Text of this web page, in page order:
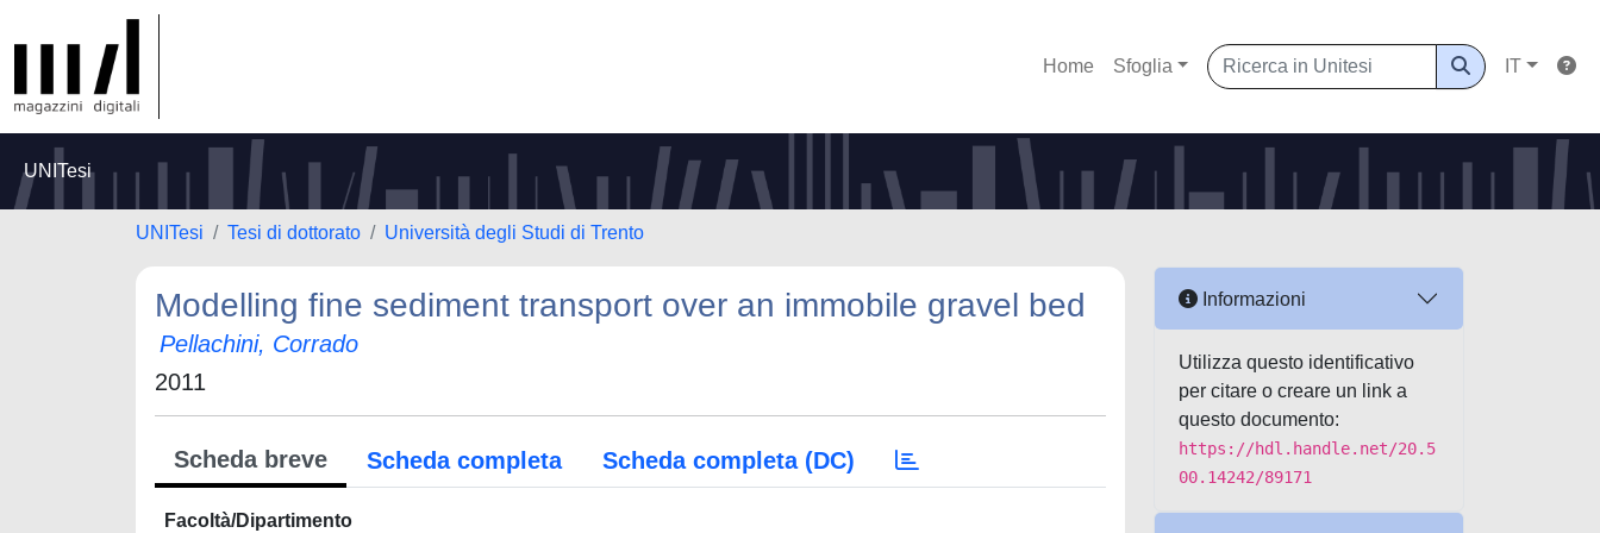
Home Sfoglia IT
UNITesi
UNITesi Tesi di dottorato Università degli Studi di Trento
Modelling fine sediment transport over an immobile gravel bed
Pellachini, Corrado
2011
Scheda breve Scheda completa Scheda completa (DC)
Facoltà/Dipartimento
Informazioni
Utilizza questo identificativo
per citare o creare un link a
questo documento:
https://hdl.handle.net/20.5
00.14242/89171